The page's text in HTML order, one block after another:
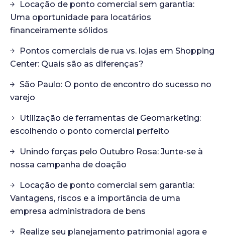
Locação de ponto comercial sem garantia:
Uma oportunidade para locatários
financeiramente sólidos
Pontos comerciais de rua vs. lojas em Shopping
Center: Quais são as diferenças?
São Paulo: O ponto de encontro do sucesso no
varejo
Utilização de ferramentas de Geomarketing:
escolhendo o ponto comercial perfeito
Unindo forças pelo Outubro Rosa: Junte-se à
nossa campanha de doação
Locação de ponto comercial sem garantia:
Vantagens, riscos e a importância de uma
empresa administradora de bens
Realize seu planejamento patrimonial agora e